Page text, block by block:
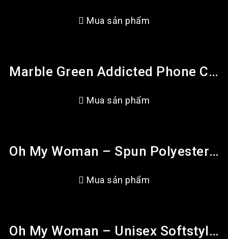
Mua sản phẩm
Marble Green Addicted Phone Cases
Mua sản phẩm
Oh My Woman – Spun Polyester Square Pillow
Mua sản phẩm
Oh My Woman – Unisex Softstyle T-Shirt